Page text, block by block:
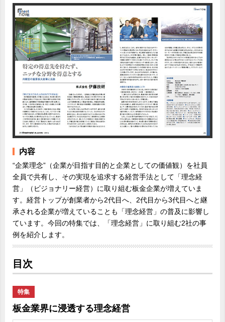
内容
“企業理念”（企業が目指す目的と企業としての価値観）を社員
全員で共有し、その実現を追求する経営手法として「理念経
営」（ビジョナリー経営）に取り組む板金企業が増えていま
す。経営トップが創業者から2代目へ、2代目から3代目へと継
承される企業が増えていることも「理念経営」の普及に影響し
ています。今回の特集では、「理念経営」に取り組む2社の事
例を紹介します。
目次
特集
板金業界に浸透する理念経営